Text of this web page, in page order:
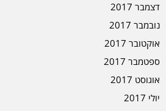
דצמבר 2017
נובמבר 2017
אוקטובר 2017
ספטמבר 2017
אוגוסט 2017
יולי 2017